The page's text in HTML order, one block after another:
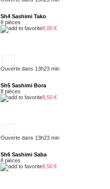
Sh4 Sashimi Tako
8 pièces
8,00 €
Ouverte dans 13h23 min
Sh5 Sashimi Bora
8 pièces
8,50 €
Ouverte dans 13h23 min
Sh6 Sashimi Saba
8 pièces
8,50 €